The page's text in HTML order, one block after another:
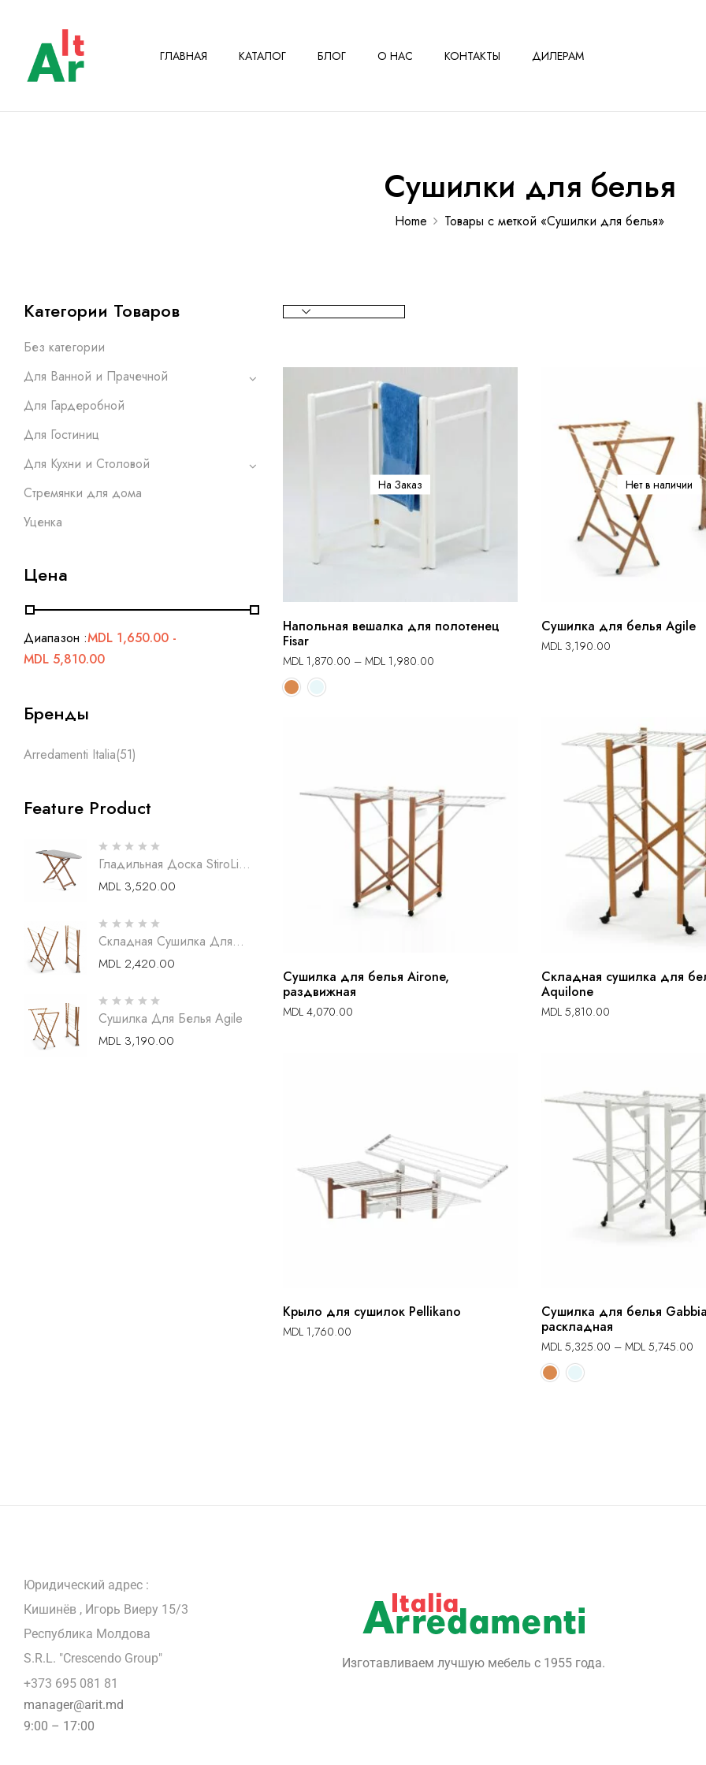
ГЛАВНАЯ КАТАЛОГ БЛОГ О НАС КОНТАКТЫ ДИЛЕРАМ
Сушилки для белья
Home Товары с меткой «Сушилки для белья»
Категории Товаров
Без категории
Для Ванной и Прачечной
Для Гардеробной
Для Гостиниц
Для Кухни и Столовой
Стремянки для дома
Уценка
Цена
Диапазон :MDL 1,650.00 -
MDL 5,810.00
Бренды
Arredamenti Italia(51)
Feature Product
Гладильная Доска StiroLight
Деревянная
MDL3,520.00
Складная Сушилка Для
Белья Agilyssimo
MDL2,420.00
Сушилка Для Белья Agile
MDL3,190.00
На Заказ
Напольная вешалка для полотенец
Fisar
MDL1,870.00 – MDL1,980.00
Нет в наличии
Сушилка для белья Agile
MDL3,190.00
Сушилка для белья Airone,
раздвижная
MDL4,070.00
Складная сушилка для
Aquilone
MDL5,810.00
Крыло для сушилок Pellikano
MDL1,760.00
Сушилка для белья
раскладная
MDL5,325.00 – MDL5,745.00
Юридический адрес :
Кишинёв , Игорь Виеру 15/3
Республика Молдова
S.R.L. "Crescendo Group"
+373 695 081 81
manager@arit.md
9:00 – 17:00
Изготавливаем лучшую мебель с 1955 года.